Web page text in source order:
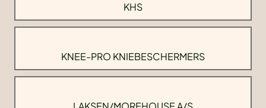
KHS
KNEE-PRO KNIEBESCHERMERS